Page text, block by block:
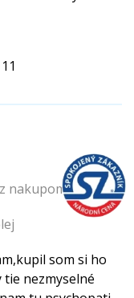
nakupom izdelka
som si ho
nezmyselné